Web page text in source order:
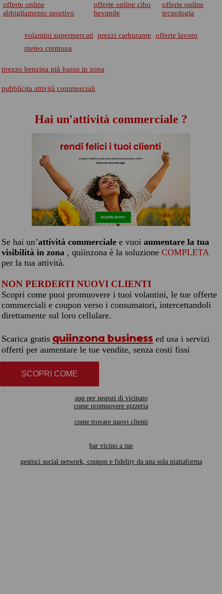
offerte online
abbigliamento sportivo
offerte online cibo
bevande
offerte online
tecnologia
volantini supermercati prezzi carburante
offerte lavoro
meteo cremona
prezzo benzina più basso in zona
pubblicita attività commerciali
Hai un'attività commerciale ?
Se hai un’attività commerciale e vuoi aumentare la tua
visibilità in zona , quiinzona è la soluzione COMPLETA
per la tua attività.
NON PERDERTI NUOVI CLIENTI
Scopri come puoi promuovere i tuoi volantini, le tue offerte
commerciali e coupon verso i consumatori, intercettandoli
direttamente sul loro cellulare.
Scarica gratis quiinzona business ed usa i servizi
offerti per aumentare le tue vendite, senza costi fissi
SCOPRI COME
app per negozi di vicinato
come promuovere pizzeria
come trovare nuovi clienti
bar vicino a me
gestisci social network, coupon e fidelity da una sola piattaforma